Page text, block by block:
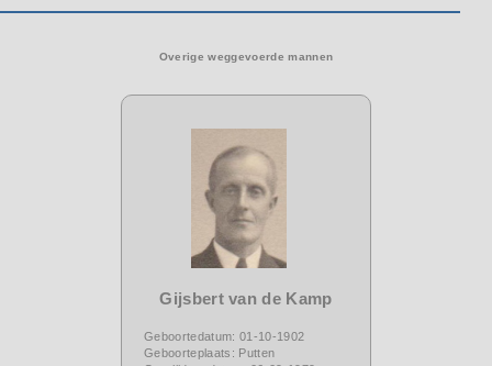
Overige weggevoerde mannen
Gijsbert van de Kamp
Geboortedatum: 01-10-1902
Geboorteplaats: Putten